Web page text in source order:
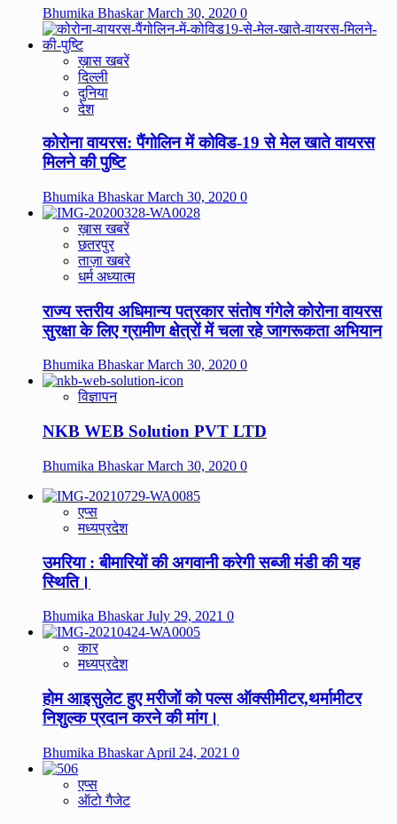
Bhumika BhaskarMarch 30, 2020 0
ख़ास खबरें
दिल्ली
दुनिया
देश
कोरोना वायरस: पैंगोलिन में कोविड-19 से मेल खाते वायरस
मिलने की पुष्टि
Bhumika BhaskarMarch 30, 2020 0
ख़ास खबरें
छतरपुर
ताज़ा खबरे
धर्म अध्यात्म
राज्य स्तरीय अधिमान्य पत्रकार संतोष गंगेले कोरोना वायरस
सुरक्षा के लिए ग्रामीण क्षेत्रों में चला रहे जागरूकता अभियान
Bhumika BhaskarMarch 30, 2020 0
विज्ञापन
NKB WEB Solution PVT LTD
Bhumika BhaskarMarch 30, 2020 0
एप्स
मध्यप्रदेश
उमरिया : बीमारियों की अगवानी करेगी सब्जी मंडी की यह
स्थिति।
Bhumika BhaskarJuly 29, 2021 0
कार
मध्यप्रदेश
होम आइसुलेट हुए मरीजों को पल्स ऑक्सीमीटर,थर्मामीटर
निशुल्क प्रदान करने की मांग।
Bhumika BhaskarApril 24, 2021 0
एप्स
ऑटो गैजेट